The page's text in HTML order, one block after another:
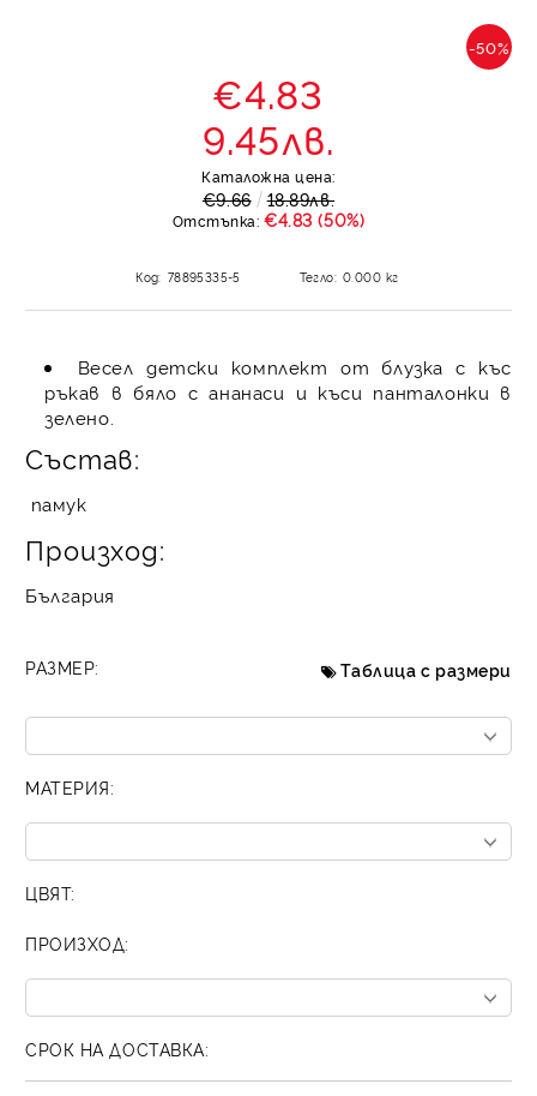
-50%
€4.83
9.45лв.
Каталожна цена:
€9.66 18.89лв.
Отстъпка: €4.83 (50%)
Код: 78895335-5 Тегло: 0.000 кг
Весел детски комплект от блузка с къс
ръкав в бяло с ананаси и къси панталонки в
зелено.
Състав:
памук
Произход:
България
РАЗМЕР: Таблица с размери
МАТЕРИЯ:
ЦВЯТ:
ПРОИЗХОД:
СРОК НА ДОСТАВКА: